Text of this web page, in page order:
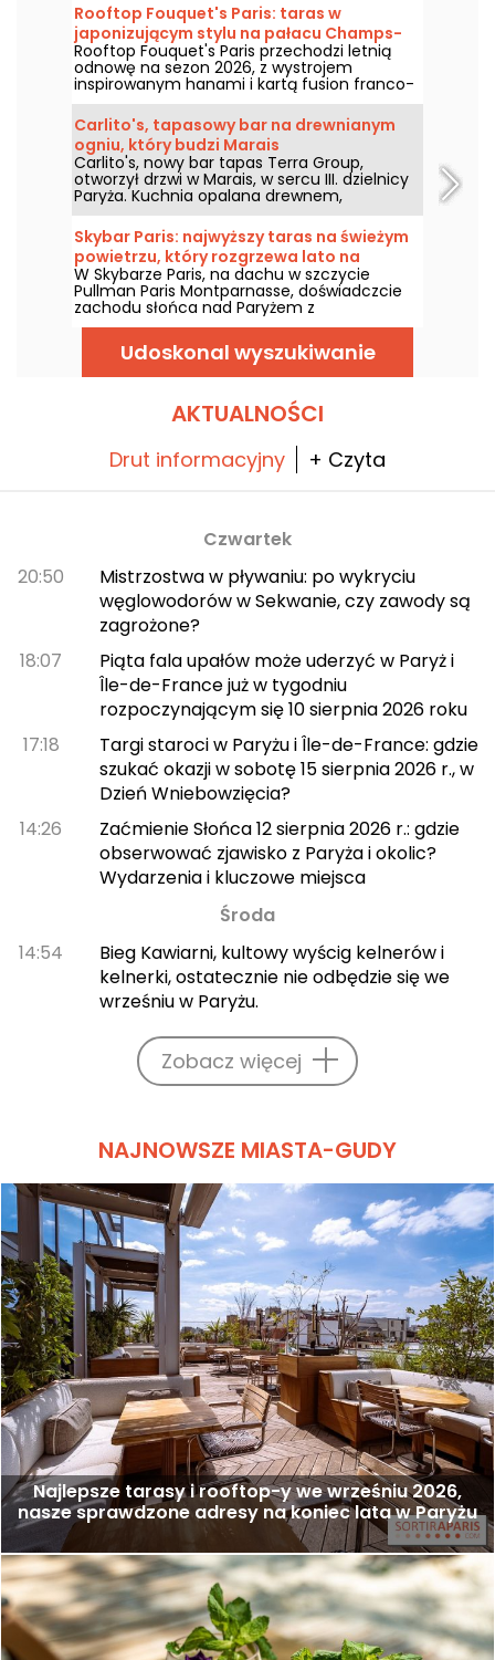
Rooftop Fouquet's Paris: taras w
japonizującym stylu na pałacu Champs-
Élysées
Rooftop Fouquet's Paris przechodzi letnią
odnowę na sezon 2026, z wystrojem
inspirowanym hanami i kartą fusion franco-
japońską. Usytuowany na szczycie pałacu, w
sercu Złotego Trójkąta, ten tajemniczy,
zawieszony ogród oferuje zapierający dech
widok na Wieżę Eiffla i dachy stolicy.
Carlito's, tapasowy bar na drewnianym
ogniu, który budzi Marais
Carlito's, nowy bar tapas Terra Group,
otworzył drzwi w Marais, w sercu III. dzielnicy
Paryża. Kuchnia opalana drewnem,
kreatywne koktajle i talerze do dzielenia się:
przetestowaliśmy to przyjazne miejsce —
warto odkryć je jak najszybciej, by spędzić
miły czas.
Skybar Paris: najwyższy taras na świeżym
powietrzu, który rozgrzewa lato na
wysokości 115 m
W Skybarze Paris, na dachu w szczycie
Pullman Paris Montparnasse, doświadczcie
zachodu słońca nad Paryżem z
panoramicznym widokiem na Wieżę Eiffla i
najpiękniejsze zabytki stolicy, między
koktajlami, afterworkami a wieczornymi
imprezami.
Udoskonal wyszukiwanie
AKTUALNOŚCI
Drut informacyjny + Czyta
Czwartek
20:50
Mistrzostwa w pływaniu: po wykryciu
węglowodorów w Sekwanie, czy zawody są
zagrożone?
18:07
Piąta fala upałów może uderzyć w Paryż i
Île-de-France już w tygodniu
rozpoczynającym się 10 sierpnia 2026 roku
17:18
Targi staroci w Paryżu i Île-de-France: gdzie
szukać okazji w sobotę 15 sierpnia 2026 r., w
Dzień Wniebowzięcia?
14:26
Zaćmienie Słońca 12 sierpnia 2026 r.: gdzie
obserwować zjawisko z Paryża i okolic?
Wydarzenia i kluczowe miejsca
Środa
14:54
Bieg Kawiarni, kultowy wyścig kelnerów i
kelnerki, ostatecznie nie odbędzie się we
wrześniu w Paryżu.
Zobacz więcej
NAJNOWSZE MIASTA-GUDY
Najlepsze tarasy i rooftop-y we wrześniu 2026,
nasze sprawdzone adresy na koniec lata w Paryżu